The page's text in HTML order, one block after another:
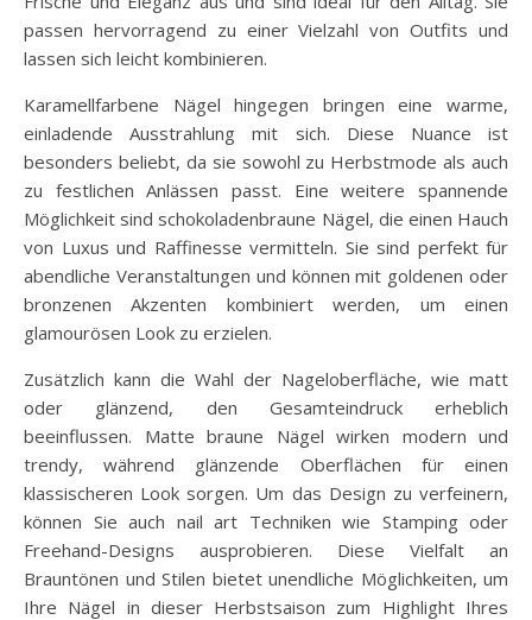
passen hervorragend zu einer Vielzahl von Outfits und
lassen sich leicht kombinieren.
Karamellfarbene Nägel hingegen bringen eine warme,
einladende Ausstrahlung mit sich. Diese Nuance ist
besonders beliebt, da sie sowohl zu Herbstmode als auch
zu festlichen Anlässen passt. Eine weitere spannende
Möglichkeit sind schokoladenbraune Nägel, die einen Hauch
von Luxus und Raffinesse vermitteln. Sie sind perfekt für
abendliche Veranstaltungen und können mit goldenen oder
bronzenen Akzenten kombiniert werden, um einen
glamourösen Look zu erzielen.
Zusätzlich kann die Wahl der Nageloberfläche, wie matt
oder glänzend, den Gesamteindruck erheblich
beeinflussen. Matte braune Nägel wirken modern und
trendy, während glänzende Oberflächen für einen
klassischeren Look sorgen. Um das Design zu verfeinern,
können Sie auch nail art Techniken wie Stamping oder
Freehand-Designs ausprobieren. Diese Vielfalt an
Brauntönen und Stilen bietet unendliche Möglichkeiten, um
Ihre Nägel in dieser Herbstsaison zum Highlight Ihres